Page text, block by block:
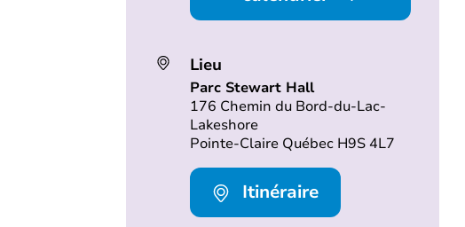
Lieu
Parc Stewart Hall
176 Chemin du Bord-du-Lac-
Lakeshore
Pointe-Claire Québec H9S 4L7
Itinéraire